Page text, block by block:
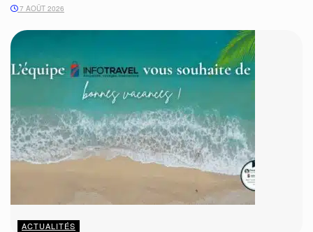
7 AOÛT 2026
ACTUALITÉS